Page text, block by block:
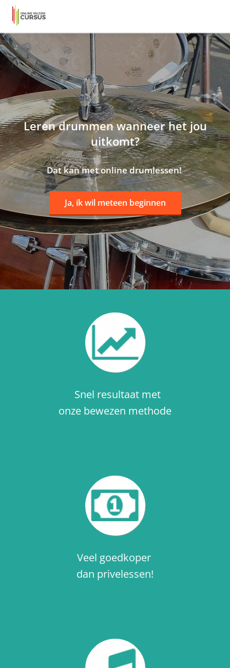
Leren drummen wanneer het jou
uitkomt?
Dat kan met online drumlessen!
Ja, ik wil meteen beginnen
Snel resultaat met
onze bewezen methode
Veel goedkoper
dan privelessen!